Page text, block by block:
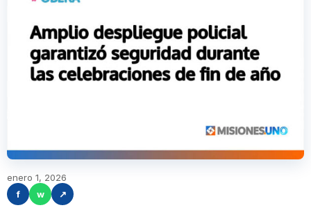
enero 1, 2026
f
w ↗